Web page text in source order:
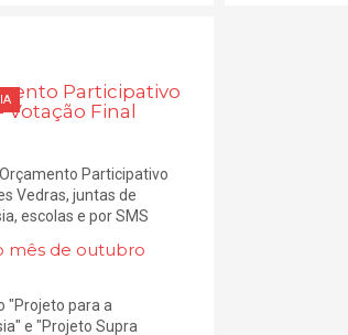
Participativo
Votação Final
Participativo
Vedras, juntas de
escolas e por SMS
mês de outubro
"Projeto para a
e "Projeto Supra